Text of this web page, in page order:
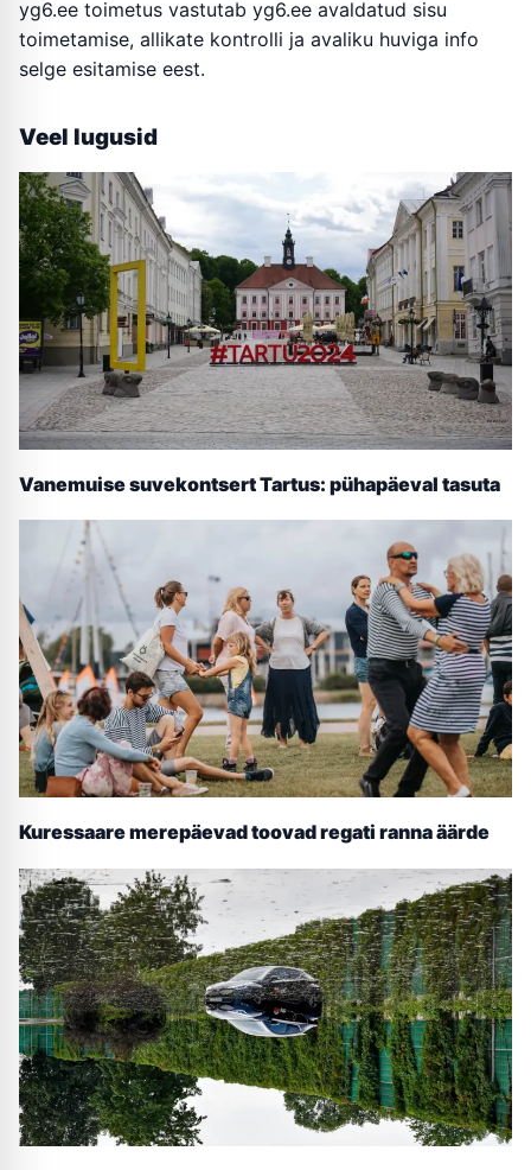
yg6.ee toimetus vastutab yg6.ee avaldatud sisu
toimetamise, allikate kontrolli ja avaliku huviga info
selge esitamise eest.
Veel lugusid
Vanemuise suvekontsert Tartus: pühapäeval tasuta
Kuressaare merepäevad toovad regati ranna äärde